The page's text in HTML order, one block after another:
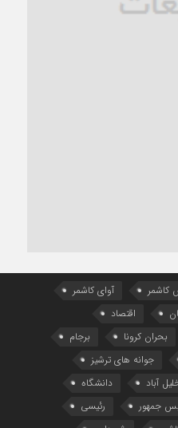
کاشمر
آوای کاشمر
اقتصاد
بحران کرونا
برجام
جوانه های ترشیز
آباد
دانشگاه
جمهور
رئیسی